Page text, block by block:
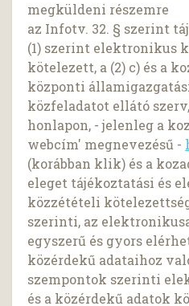
megküldeni részemre
az Infotv. 32. § szerint
(1) szerint elektronikus
kötelezett, a (2) c) és a
központi
közfeladatot ellátó
honlapon, - jelenleg a
webcím' megnevezésű -
(korábban klik) és a
eleget tájékoztatási és
közzétételi
szerinti, az
egyszerű és gyors
közérdekű adataihoz
szempontok szerinti
és a közérdekű adatok